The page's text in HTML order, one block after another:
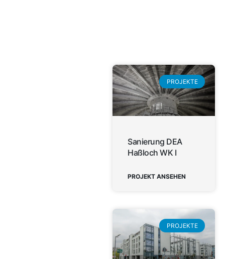
PROJEKTE
Sanierung DEA
Haßloch WK I
PROJEKT ANSEHEN
PROJEKTE